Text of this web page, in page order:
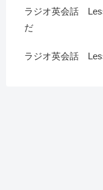
ラジオ英会話
だ
ラジオ英会話